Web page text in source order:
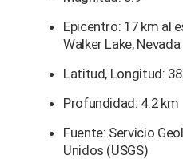
Epicentro: 17 km al
Walker Lake,
Latitud, Longitud:
Profundidad: 4.2 km
Fuente: Servicio
Unidos (USGS)